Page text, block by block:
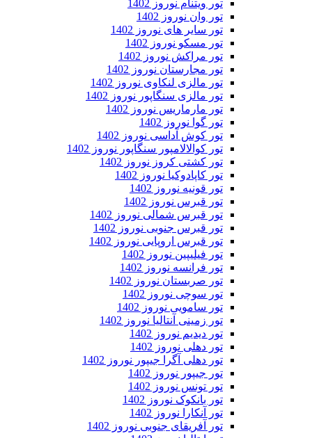
تور ویتنام نوروز 1402
تور وان نوروز 1402
تور سایر های نوروز 1402
تور مسکو نوروز 1402
تور مراکش نوروز 1402
تور مجارستان نوروز 1402
تور مالزی لنکاوی نوروز 1402
تور مالزی سنگاپور نوروز 1402
تور مارماریس نوروز 1402
تور گوا نوروز 1402
تور کوش آداسی نوروز 1402
تور کوالالامپور سنگاپور نوروز 1402
تور کشتی کروز نوروز 1402
تور کاپادوکیا نوروز 1402
تور قونیه نوروز 1402
تور قبرس نوروز 1402
تور قبرس شمالی نوروز 1402
تور قبرس جنوبی نوروز 1402
تور قبرس اروپایی نوروز 1402
تور فیلیپین نوروز 1402
تور فرانسه نوروز 1402
تور صربستان نوروز 1402
تور سوچی نوروز 1402
تور سامویی نوروز 1402
تور زمینی آنتالیا نوروز 1402
تور دیدیم نوروز 1402
تور دهلی نوروز 1402
تور دهلی آگرا جیپور نوروز 1402
تور جیپور نوروز 1402
تور تونس نوروز 1402
تور بانکوک نوروز 1402
تور آنکارا نوروز 1402
تور آفریقای جنوبی نوروز 1402